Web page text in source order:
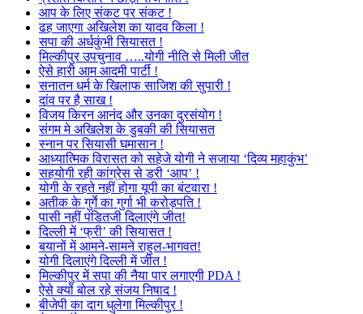
आप के लिए संकट पर संकट !
ढह जाएगा अखिलेश का यादव किला !
सपा की अर्धकुंभी सियासत !
मिल्कीपुर उपचुनाव …..योगी नीति से मिली जीत
ऐसे हारी आम आदमी पार्टी !
सनातन धर्म के खिलाफ साजिश की सुपारी !
दांव पर है साख !
विजय किरन आनंद और उनका दुरसंयोग !
संगम मे अखिलेश के डुबकी की सियासत
स्नान पर सियासी घमासान !
आध्यात्मिक विरासत को सहेजे योगी ने सजाया ‘दिव्य महाकुंभ’
सहयोगी रही कांग्रेस से डरी ‘आप’ !
योगी के रहते नहीं होगा यूपी का बंटवारा !
अतीक के गुर्गे का गुर्गा भी करोड़पति !
पासी नहीं पंडितजी दिलाएंगे जीत!
दिल्ली में ‘फ्री’ की सियासत !
बयानों में आमने-सामने राहुल-भागवत!
योगी दिलाएंगे दिल्ली में जीत !
मिल्कीपुर में सपा की नैया पार लगाएगी PDA !
ऐसे क्यों बोल रहे संजय निषाद !
बीजेपी का दाग धुलेगा मिल्कीपुर !